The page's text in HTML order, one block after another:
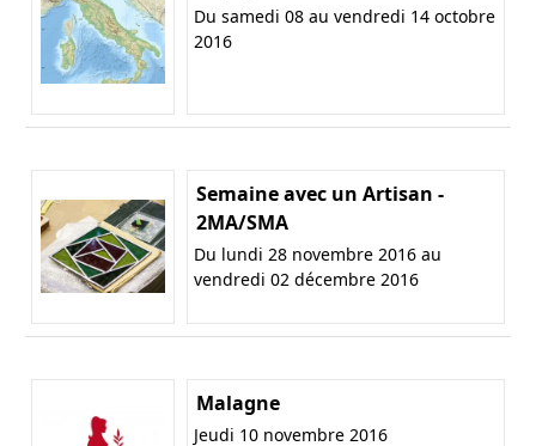
Du samedi 08 au vendredi 14 octobre
2016
Semaine avec un Artisan -
2MA/SMA
Du lundi 28 novembre 2016 au
vendredi 02 décembre 2016
Malagne
Jeudi 10 novembre 2016